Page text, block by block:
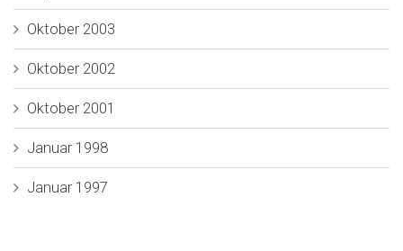
Oktober 2003
Oktober 2002
Oktober 2001
Januar 1998
Januar 1997